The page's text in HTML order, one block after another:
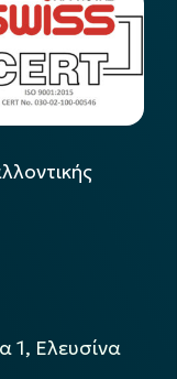
1, Ελευσίνα